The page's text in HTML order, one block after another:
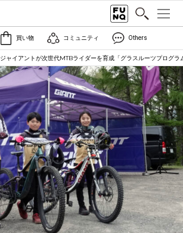
買い物 コミュニティ Others
ジャイアントが次世代MTBライダーを育成「グラスルーツプログ